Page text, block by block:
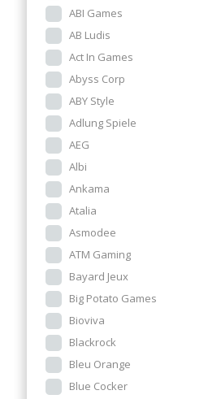
ABI Games
AB Ludis
Act In Games
Abyss Corp
ABY Style
Adlung Spiele
AEG
Albi
Ankama
Atalia
Asmodee
ATM Gaming
Bayard Jeux
Big Potato Games
Bioviva
Blackrock
Bleu Orange
Blue Cocker